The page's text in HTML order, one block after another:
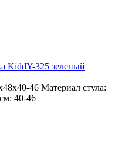
KiddY-325 зеленый
46 Материал стула:
40-46